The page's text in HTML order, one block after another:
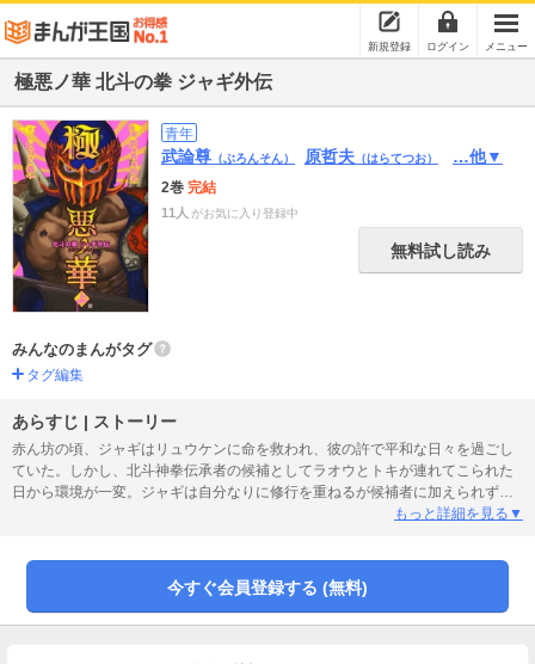
新規登録 ログイン メニュー
極悪ノ華 北斗の拳 ジャギ外伝
青年
武論尊 （ぶろんそん） 原哲夫 （はらてつお） …他▼
2巻 完結
11人 がお気に入り登録中
無料試し読み
みんなのまんがタグ
タグ編集
あらすじ | ストーリー
赤ん坊の頃、ジャギはリュウケンに命を救われ、彼の許で平和な日々を過ごし
ていた。しかし、北斗神拳伝承者の候補としてラオウとトキが連れてこられた
日から環境が一変。ジャギは自分なりに修行を重ねるが候補者に加えられず、
鬱屈した日々が始まる。さらに、新たな候補者としてケンシロウが現れてジャ
その姿を見たリュウケンは親子の情愛を捨て、ジャギを候補者に加えることを
決意。ジャギは伝承者候補としての修行を開始し、リュウケンから北斗羅漢撃
を伝授される。幼い頃に知り合った暴走族の少女アンナに励まされながら修行
を続けるジャギだったが、ケンシロウが自分より成長したことを痛感させら
もっと詳細を見る▼
今すぐ会員登録する (無料)